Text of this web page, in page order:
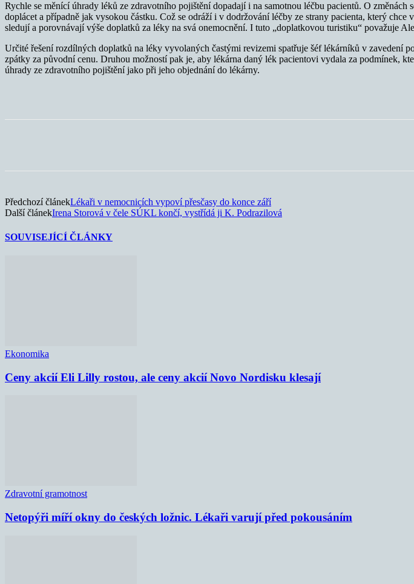
Rychle se měnící úhrady léků ze zdravotního pojištění dopadají i na samotnou léčbu pacientů. O
doplácet a případně jak vysokou částku. Což se odráží i v dodržování léčby ze strany pacienta, který
sledují a porovnávají výše doplatků za léky na svá onemocnění. I tuto „doplatkovou turistiku“ považuje
Určité řešení rozdílných doplatků na léky vyvolaných častými revizemi spatřuje šéf lékárníků v zavedení
zpátky za původní cenu. Druhou možností pak je, aby lékárna daný lék pacientovi vydala za podmínek,
úhrady ze zdravotního pojištění jako při jeho objednání do lékárny.
Předchozí článekLékaři v nemocnicích vypoví přesčasy do konce září
Další článekIrena Storová v čele SÚKL končí, vystřídá ji K. Podrazilová
SOUVISEJÍCÍ ČLÁNKY
Ekonomika
Ceny akcií Eli Lilly rostou, ale ceny akcií Novo Nordisku klesají
Zdravotní gramotnost
Netopýři míří okny do českých ložnic. Lékaři varují před pokousáním